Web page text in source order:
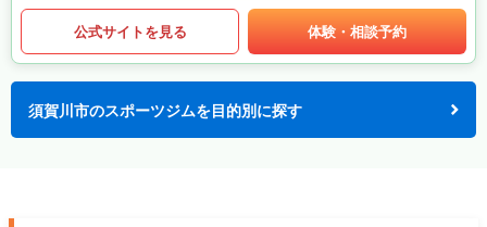
公式サイトを見る 体験・相談予約
須賀川市のスポーツジムを目的別に探す